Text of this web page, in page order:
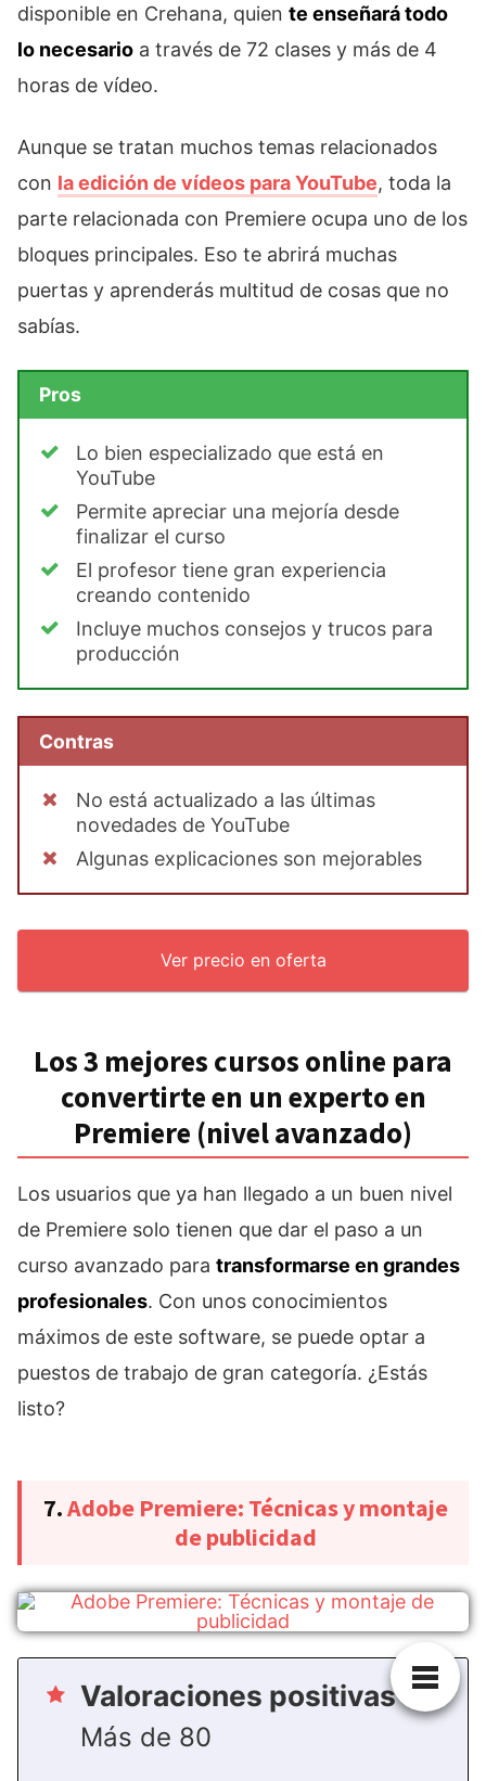
disponible en Crehana, quien te enseñará todo
lo necesario a través de 72 clases y más de 4
horas de vídeo.
Aunque se tratan muchos temas relacionados
con la edición de vídeos para YouTube, toda la
parte relacionada con Premiere ocupa uno de los
bloques principales. Eso te abrirá muchas
puertas y aprenderás multitud de cosas que no
sabías.
Pros
Lo bien especializado que está en
YouTube
Permite apreciar una mejoría desde
finalizar el curso
El profesor tiene gran experiencia
creando contenido
Incluye muchos consejos y trucos para
producción
Contras
No está actualizado a las últimas
novedades de YouTube
Algunas explicaciones son mejorables
Ver precio en oferta
Los 3 mejores cursos online para
convertirte en un experto en
Premiere (nivel avanzado)
Los usuarios que ya han llegado a un buen nivel
de Premiere solo tienen que dar el paso a un
curso avanzado para transformarse en grandes
profesionales. Con unos conocimientos
máximos de este software, se puede optar a
puestos de trabajo de gran categoría. ¿Estás
listo?
7.Adobe Premiere: Técnicas y montaje
de publicidad
Valoraciones positivas
Más de 80